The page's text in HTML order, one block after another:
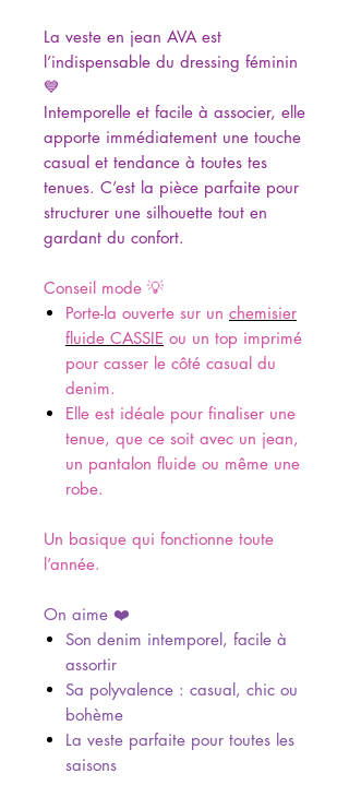
La veste en jean AVA est
l’indispensable du dressing féminin
💙
Intemporelle et facile à associer, elle
apporte immédiatement une touche
casual et tendance à toutes tes
tenues. C’est la pièce parfaite pour
structurer une silhouette tout en
gardant du confort.
Conseil mode 💡
Porte-la ouverte sur un chemisier
fluide CASSIE ou un top imprimé
pour casser le côté casual du
denim.
Elle est idéale pour finaliser une
tenue, que ce soit avec un jean,
un pantalon fluide ou même une
robe.
Un basique qui fonctionne toute
l’année.
On aime ❤️
Son denim intemporel, facile à
assortir
Sa polyvalence : casual, chic ou
bohème
La veste parfaite pour toutes les
saisons